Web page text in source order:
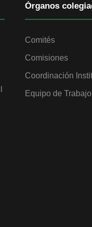
Órganos
Comités
Comisiones
Coordinación
Equipo de